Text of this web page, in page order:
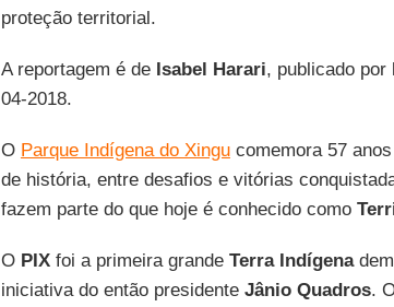
proteção territorial.
A reportagem é de Isabel Harari, publicado por
04-2018.
O Parque Indígena do Xingucomemora 57
de história, entre desafios e vitórias
fazem parte do que hoje é conhecido como
O PIXfoi a primeira grande Terra Indígena
iniciativa do então presidente Jânio Quadros.